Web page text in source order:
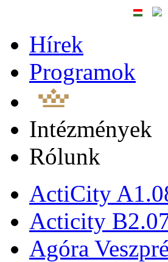
Hírek
Programok
Intézmények
Rólunk
ActiCity
Acticity
Agóra